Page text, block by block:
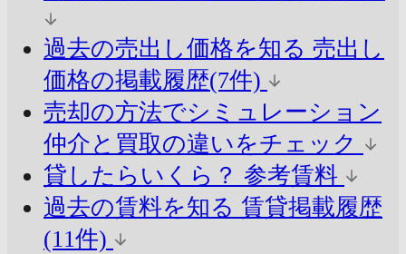
過去の売出し価格を知る 売出し
価格の掲載履歴(7件)
売却の方法でシミュレーション
仲介と買取の違いをチェック
貸したらいくら？ 参考賃料
過去の賃料を知る 賃貸掲載履歴
(11件)